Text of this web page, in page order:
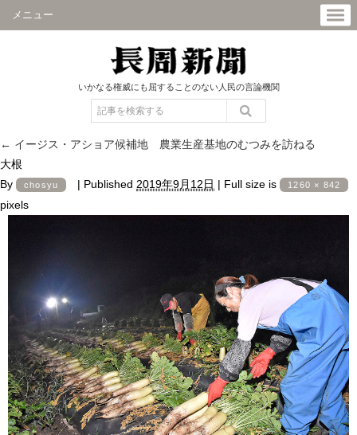
メニュー
いかなる権威にも屈することのない人民の言論機関
← イージス・アショア候補地 農業生産基地のむつみを訪ねる
大根
By
chosyu | Published 2019年9月12日 | Full size is 1260 × 842
pixels